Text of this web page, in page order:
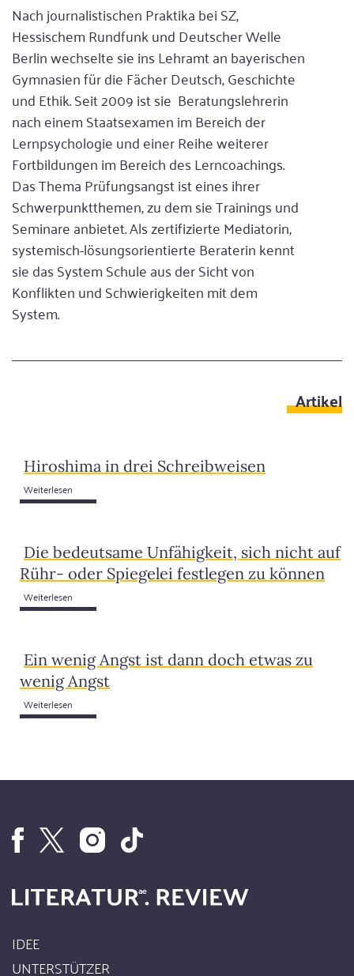
Nach journalistischen Praktika bei SZ,
Hessischem Rundfunk und Deutscher Welle
Berlin wechselte sie ins Lehramt an bayerischen
Gymnasien für die Fächer Deutsch, Geschichte
und Ethik. Seit 2009 ist sie Beratungslehrerin
nach einem Staatsexamen im Bereich der
Lernpsychologie und einer Reihe weiterer
Fortbildungen im Bereich des Lerncoachings.
Das Thema Prüfungsangst ist eines ihrer
Schwerpunktthemen, zu dem sie Trainings und
Seminare anbietet. Als zertifizierte Mediatorin,
systemisch-lösungsorientierte Beraterin kennt
sie das System Schule aus der Sicht von
Konflikten und Schwierigkeiten mit dem
System.
Artikel
Hiroshima in drei Schreibweisen
Weiterlesen
Die bedeutsame Unfähigkeit, sich nicht auf
Rühr- oder Spiegelei festlegen zu können
Weiterlesen
Ein wenig Angst ist dann doch etwas zu
wenig Angst
Weiterlesen
Footer
IDEE
UNTERSTÜTZER